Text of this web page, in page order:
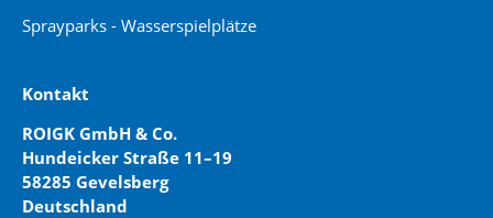
Sprayparks - Wasserspielplätze
Kontakt
ROIGK GmbH & Co.
Hundeicker Straße 11–19
58285 Gevelsberg
Deutschland